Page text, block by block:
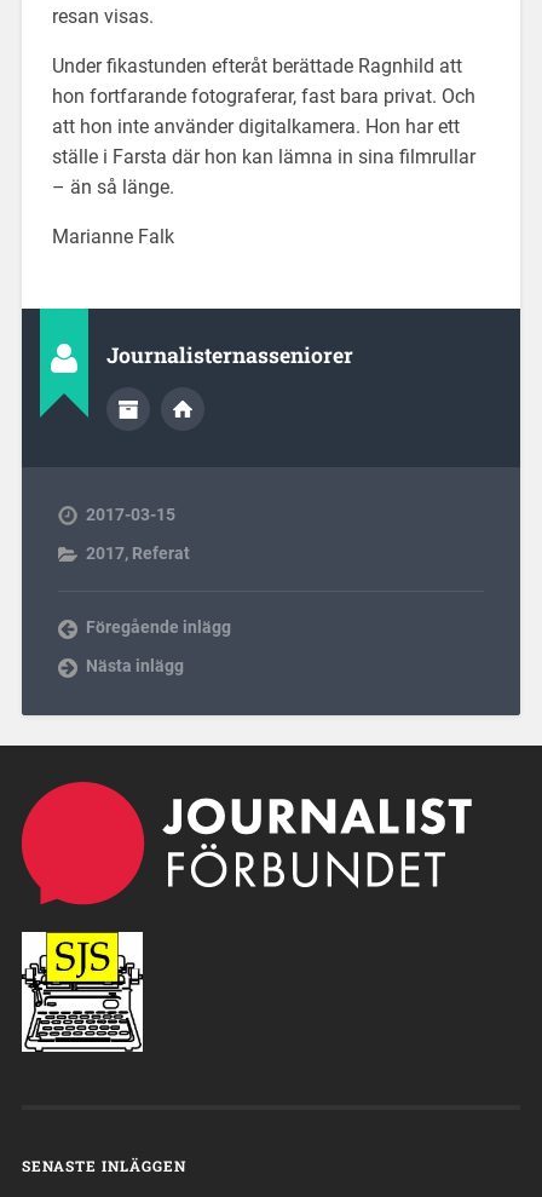
resan visas.
Under fikastunden efteråt berättade Ragnhild att
hon fortfarande fotograferar, fast bara privat. Och
att hon inte använder digitalkamera. Hon har ett
ställe i Farsta där hon kan lämna in sina filmrullar
– än så länge.
Marianne Falk
Journalisternasseniorer
2017-03-15
2017, Referat
Föregående inlägg
Nästa inlägg
SENASTE INLÄGGEN